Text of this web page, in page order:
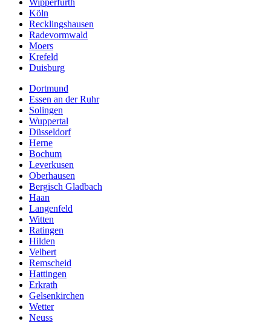
Wipperfürth
Köln
Recklingshausen
Radevormwald
Moers
Krefeld
Duisburg
Dortmund
Essen an der Ruhr
Solingen
Wuppertal
Düsseldorf
Herne
Bochum
Leverkusen
Oberhausen
Bergisch Gladbach
Haan
Langenfeld
Witten
Ratingen
Hilden
Velbert
Remscheid
Hattingen
Erkrath
Gelsenkirchen
Wetter
Neuss